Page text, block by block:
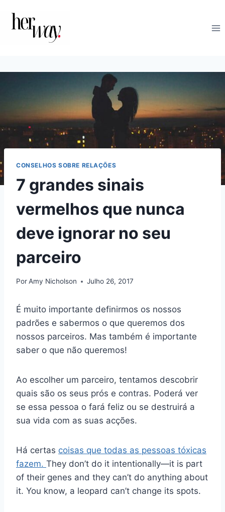
CONSELHOS SOBRE RELAÇÕES
7 grandes sinais
vermelhos que nunca
deve ignorar no seu
parceiro
PorAmy Nicholson Julho 26, 2017
É muito importante definirmos os nossos
padrões e sabermos o que queremos dos
nossos parceiros. Mas também é importante
saber o que não queremos!
Ao escolher um parceiro, tentamos descobrir
quais são os seus prós e contras. Poderá ver
se essa pessoa o fará feliz ou se destruirá a
sua vida com as suas acções.
Há certas coisas que todas as pessoas tóxicas
fazem. They don’t do it intentionally—it is part
of their genes and they can’t do anything about
it. You know, a leopard can’t change its spots.